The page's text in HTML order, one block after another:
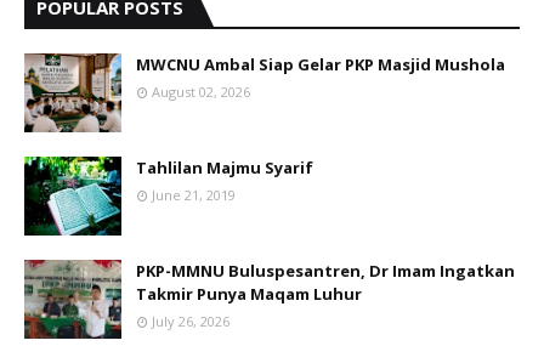
POPULAR POSTS
MWCNU Ambal Siap Gelar PKP Masjid Mushola
August 02, 2026
Tahlilan Majmu Syarif
June 21, 2019
PKP-MMNU Buluspesantren, Dr Imam Ingatkan
Takmir Punya Maqam Luhur
July 26, 2026